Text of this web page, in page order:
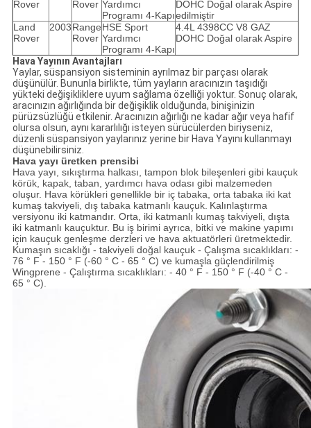
Rover Rover Yardımcı
Programı 4-Kapı
DOHC Doğal olarak Aspire
edilmiştir
Land
Rover
2003Range
Rover
HSE Sport
Yardımcı
Programı 4-Kapı
4.4L 4398CC V8 GAZ
DOHC Doğal olarak Aspire
Hava Yayının Avantajları
Yaylar, süspansiyon sisteminin ayrılmaz bir parçası olarak
düşünülür. Bununla birlikte, tüm yayların aracınızın taşıdığı
yükteki değişikliklere uyum sağlama özelliği yoktur. Sonuç olarak,
aracınızın ağırlığında bir değişiklik olduğunda, binişinizin
pürüzsüzlüğü etkilenir. Aracınızın ağırlığı ne kadar ağır veya hafif
olursa olsun, aynı kararlılığı isteyen sürücülerden biriyseniz,
düzenli süspansiyon yaylarınız yerine bir Hava Yayını kullanmayı
düşünebilirsiniz.
Hava yayı üretken prensibi
Hava yayı, sıkıştırma halkası, tampon blok bileşenleri gibi kauçuk
körük, kapak, taban, yardımcı hava odası gibi malzemeden
oluşur. Hava körükleri genellikle bir iç tabaka, orta tabaka iki kat
kumaş takviyeli, dış tabaka katmanlı kauçuk. Kalınlaştırma
versiyonu iki katmandır. Orta, iki katmanlı kumaş takviyeli, dışta
iki katmanlı kauçuktur. Bu iş birimi ayrıca, bitki ve makine yapımı
için kauçuk genleşme derzleri ve hava aktuatörleri üretmektedir.
Kumaşın sıcaklığı - takviyeli doğal kauçuk - Çalışma sıcaklıkları: -
76 ° F - 150 ° F (-60 ° C - 65 ° C) ve kumaşla güçlendirilmiş
Wingprene - Çalıştırma sıcaklıkları: - 40 ° F - 150 ° F (-40 ° C -
65 ° C).